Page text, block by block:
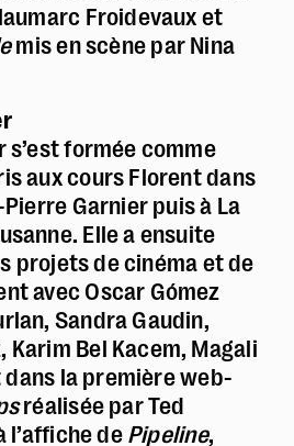
Froidevaux et
mis en scène par Nina
s’est formée comme
aux cours Florent dans
Garnier puis à La
Elle a ensuite
projets de cinéma et de
avec Oscar Gómez
Sandra Gaudin,
Karim Bel Kacem, Magali
dans la première web-
réalisée par Ted
l’affiche de Pipeline,